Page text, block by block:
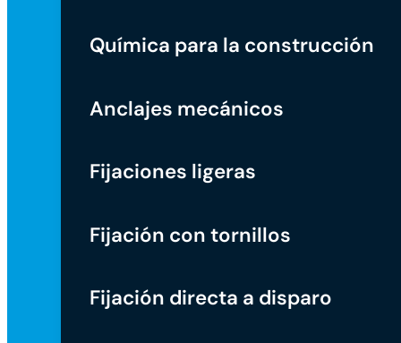
Química para la construcción
Anclajes mecánicos
Fijaciones ligeras
Fijación con tornillos
Fijación directa a disparo